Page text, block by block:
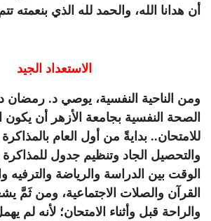
أن هدانا الله، والحمد لله الذي بنعمته
الاستعداد الجيد
ومن الناحية النفسية، يوصي د. رمضان
الصحة النفسية بجامعة الأزهر أن يكون
للامتحان.. بدايةً من أول العام بالمذاكرة
والتحصيل الجاد وتنظيم جدول
الوقت بين الدراسة والرياضة والترفيه
القرآن والصلات الاجتماعية، ومن ثَمَّ
والراحة قبل وأثناء الامتحان؛ لأنه لم